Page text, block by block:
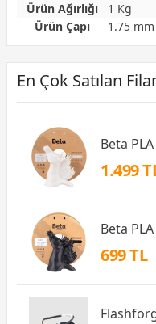
Ürün Ağırlığı
1 Kg
Ürün Çapı
1.75 mm
En Çok Satılan
Beta
1.499
Beta
699 TL